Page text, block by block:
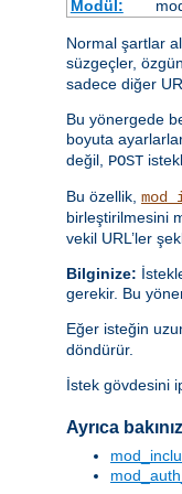
Modül:
Normal şartlar
süzgeçler,
sadece diğer
Bu yönergede
boyuta
değil, POST
Bu özellik,
birleştirilmesini
vekil URL’ler
Bilginize:
gerekir. Bu
Eğer isteğin
döndürür.
İstek gövdesini
Ayrıca